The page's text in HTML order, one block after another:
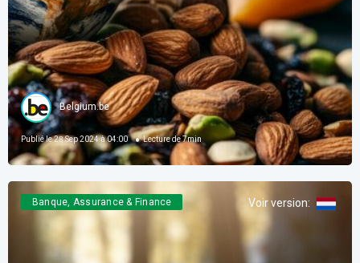
Belgium.be
Publié le28 Sep 2024 à 04:00 Lecture de7min
Banque, Assurance & Finance Voir version: